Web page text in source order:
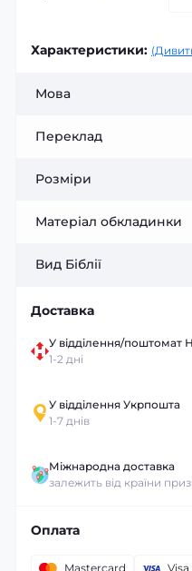
Характеристики:
Мова
Переклад
Розміри
Матеріал обкладинки
Вид Біблії
Доставка
У відділення/поштомат
1-2 дні
У відділення Укрпошта
1-7 днів
Міжнародна доставка
залежить від країни
Оплата
Mastercard Visa